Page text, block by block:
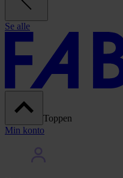
Se alle
Toppen
Min konto